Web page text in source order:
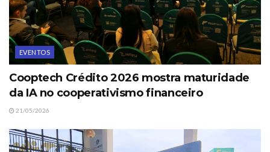
EVENTOS
Cooptech Crédito 2026 mostra maturidade
da IA no cooperativismo financeiro
21/05/2026